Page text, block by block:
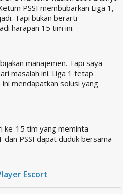
PSSI membubarkan Liga 1,
Tapi bukan berarti
harapan 15 tim ini.
manajemen. Tapi saya
masalah ini. Liga 1 tetap
mendapatkan solusi yang
ke-15 tim yang meminta
PSSI dapat duduk bersama
Escort